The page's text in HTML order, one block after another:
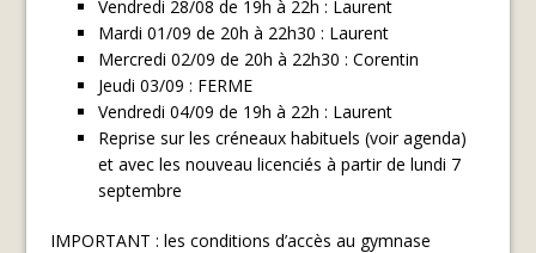
Vendredi 28/08 de 19h à 22h : Laurent
Mardi 01/09 de 20h à 22h30 : Laurent
Mercredi 02/09 de 20h à 22h30 : Corentin
Jeudi 03/09 : FERME
Vendredi 04/09 de 19h à 22h : Laurent
Reprise sur les créneaux habituels (voir agenda)
et avec les nouveau licenciés à partir de lundi 7
septembre
IMPORTANT : les conditions d’accès au gymnase